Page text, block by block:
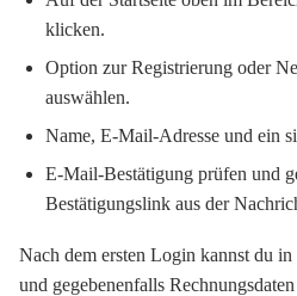
klicken.
Option zur Registrierung oder
auswählen.
Name, E-Mail-Adresse und ein
E-Mail-Bestätigung prüfen und
Bestätigungslink aus der
Nach dem ersten Login kannst du
und gegebenenfalls